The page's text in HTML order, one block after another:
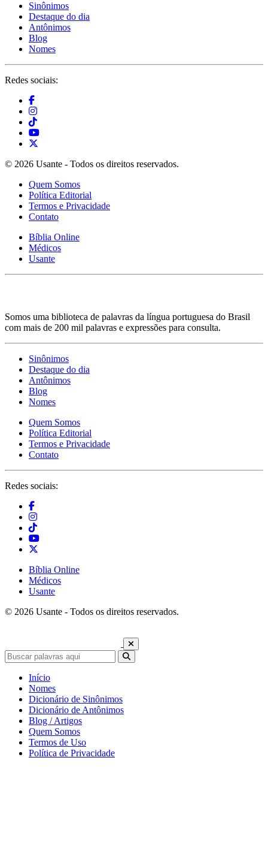
Sinônimos
Destaque do dia
Antônimos
Blog
Nomes
Redes sociais:
© 2026 Usante - Todos os direitos reservados.
Quem Somos
Política Editorial
Termos e Privacidade
Contato
Bíblia Online
Médicos
Usante
Somos uma biblioteca de palavras da língua portuguesa do Brasil
com mais de 200 mil palavras e expressões para consulta.
Sinônimos
Destaque do dia
Antônimos
Blog
Nomes
Quem Somos
Política Editorial
Termos e Privacidade
Contato
Redes sociais:
Bíblia Online
Médicos
Usante
© 2026 Usante - Todos os direitos reservados.
Início
Nomes
Dicionário de Sinônimos
Dicionário de Antônimos
Blog / Artigos
Quem Somos
Termos de Uso
Política de Privacidade